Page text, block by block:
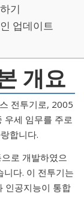
기
업데이트
개요
전투기로, 2005
우세 임무를 주로
합니다.
로 개발하였으
다. 이 전투기는
인공지능이 통합